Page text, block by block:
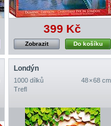
399 Kč
Do košíku
Zobrazit
Londýn
1000 dílků
48 × 68 cm
Trefl